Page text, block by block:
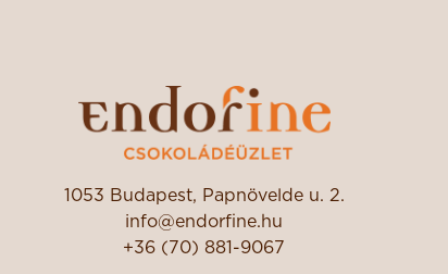
1053 Budapest, Papnövelde u. 2.
info@endorfine.hu
+36 (70) 881-9067